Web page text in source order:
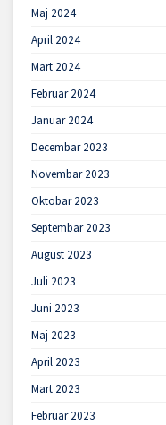
Maj 2024
April 2024
Mart 2024
Februar 2024
Januar 2024
Decembar 2023
Novembar 2023
Oktobar 2023
Septembar 2023
August 2023
Juli 2023
Juni 2023
Maj 2023
April 2023
Mart 2023
Februar 2023